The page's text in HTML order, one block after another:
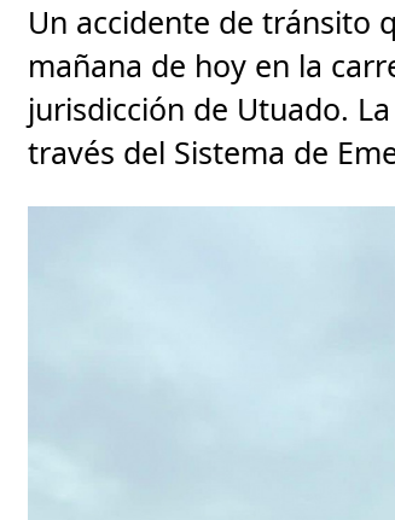
Un accidente de tránsito
mañana de hoy en la
jurisdicción de Utuado.
través del Sistema de